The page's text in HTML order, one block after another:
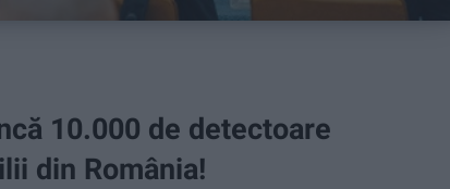
10.000 de detectoare
din România!